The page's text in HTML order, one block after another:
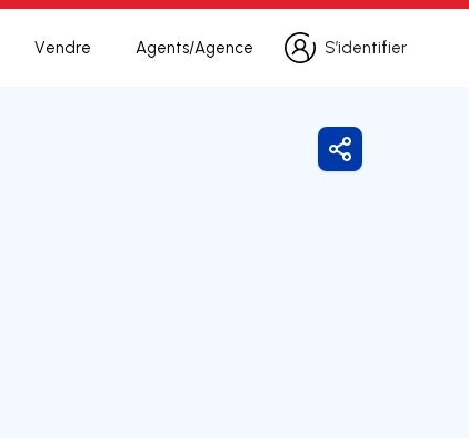
Vendre Agents/Agence
S’identifier
S’identifier
Partager